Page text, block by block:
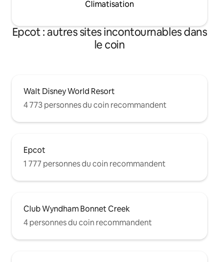
Climatisation
Epcot : autres sites incontournables dans
le coin
Walt Disney World Resort
4 773 personnes du coin recommandent
Epcot
1 777 personnes du coin recommandent
Club Wyndham Bonnet Creek
4 personnes du coin recommandent